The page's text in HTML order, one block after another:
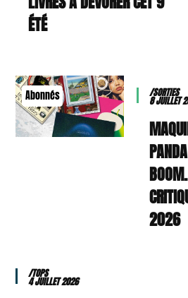
ÉTÉ
Abonnés /SORTIES
8 JUILLET
2026
/TOPS
4 JUILLET 2026